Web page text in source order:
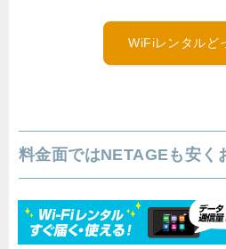
WiFiレンタルど
料金面ではNETAGEも安く